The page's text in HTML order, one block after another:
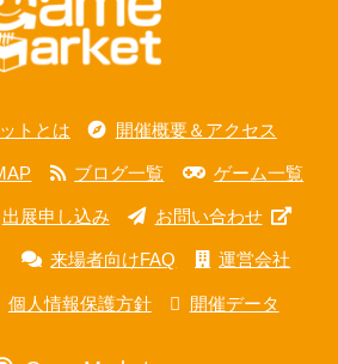
トとは 開催概要＆アクセス
ブログ一覧 ゲーム一覧
出展申し込み お問い合わせ
来場者向けFAQ 運営会社
個人情報保護方針 開催データ